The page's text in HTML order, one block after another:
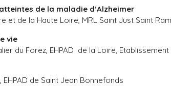
de la maladie d’Alzheimer
et de la Haute Loire, MRL Saint Just Saint
vie
du Forez, EHPAD de la Loire,
de Saint Jean Bonnefonds